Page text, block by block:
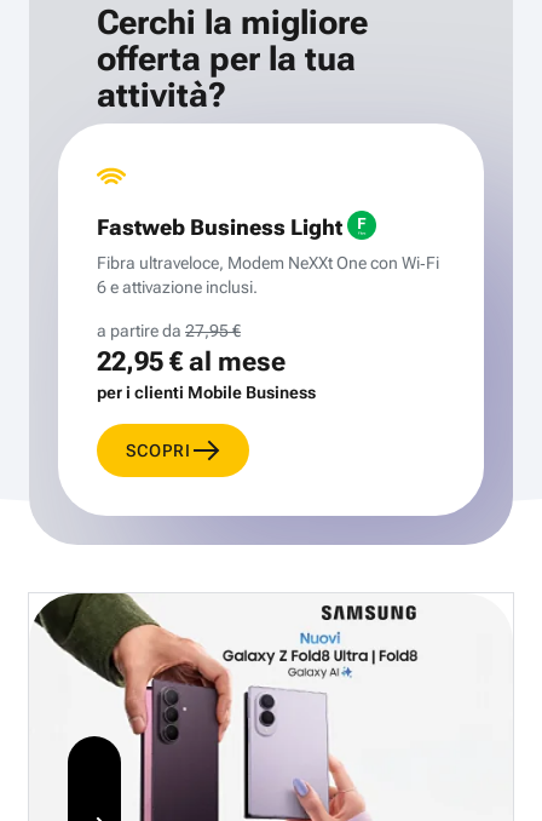
Cerchi la migliore
offerta per la tua
attività?
Fastweb Business Light
Fibra ultraveloce, Modem NeXXt One con Wi‑Fi
6 e attivazione inclusi.
a partire da 27,95 €
22,95 €al mese
per i clienti Mobile Business
SCOPRI